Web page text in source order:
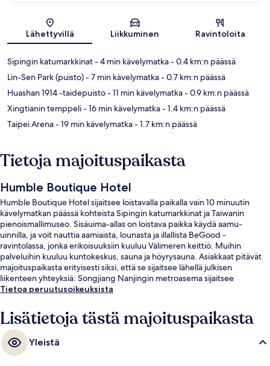
Kartta
Lähettyvillä Liikkuminen Ravintoloita
Sipingin katumarkkinat- 4 min kävelymatka- 0.4 km:n päässä
Lin-Sen Park (puisto)- 7 min kävelymatka- 0.7 km:n päässä
Huashan 1914 -taidepuisto- 11 min kävelymatka- 0.9 km:n päässä
Xingtianin temppeli- 16 min kävelymatka- 1.4 km:n päässä
Taipei Arena- 19 min kävelymatka- 1.7 km:n päässä
Tietoja majoituspaikasta
Humble Boutique Hotel
Humble Boutique Hotel sijaitsee loistavalla paikalla vain 10 minuutin
kävelymatkan päässä kohteista Sipingin katumarkkinat ja Taiwanin
pienoismallimuseo. Sisäuima-allas on loistava paikka käydä aamu-
uinnilla, ja voit nauttia aamiaista, lounasta ja illallista BeGood -
ravintolassa, jonka erikoisuuksiin kuuluu Välimeren keittiö. Muihin
palveluihin kuuluu kuntokeskus, sauna ja höyrysauna. Asiakkaat pitävät
majoituspaikasta erityisesti siksi, että se sijaitsee lähellä julkisen
liikenteen yhteyksiä: Songjiang Nanjingin metroasema sijaitsee
muutaman askeleen päässä ja Xingtian Templen metroasema 11 minuutin
Tietoa peruutusoikeuksista
Lisätietoja tästä majoituspaikasta
Yleistä